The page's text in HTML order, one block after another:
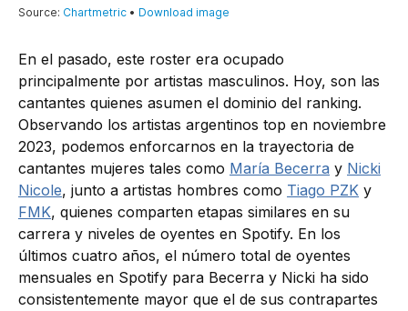
En el pasado, este roster era ocupado
principalmente por artistas masculinos. Hoy, son las
cantantes quienes asumen el dominio del ranking.
Observando los artistas argentinos top en noviembre
2023, podemos enforcarnos en la trayectoria de
cantantes mujeres tales como María Becerra y Nicki
Nicole, junto a artistas hombres como Tiago PZK y
FMK, quienes comparten etapas similares en su
carrera y niveles de oyentes en Spotify. En los
últimos cuatro años, el número total de oyentes
mensuales en Spotify para Becerra y Nicki ha sido
consistentemente mayor que el de sus contrapartes